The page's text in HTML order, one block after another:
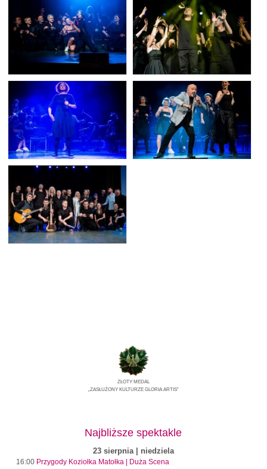
ZŁOTY MEDAL
„ZASŁUŻONY KULTURZE GLORIA ARTIS”
Najbliższe spektakle
23 sierpnia | niedziela
16:00 Przygody Koziołka Matołka | Duża Scena